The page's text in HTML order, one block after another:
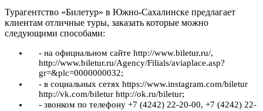
Турагентство «Билетур» в Южно-Сахалинске предлагает
клиентам отличные туры, заказать которые можно
следующими способами:
- на официальном сайте http://www.biletur.ru/,
http://www.biletur.ru/Agency/Filials/aviaplace.asp?
gr=&plc=0000000032;
- в социальных сетях https://www.instagram.com/biletur
http://vk.com/biletur http://ok.ru/biletur;
- звонком по телефону +7 (4242) 22-20-00, +7 (4242) 22-